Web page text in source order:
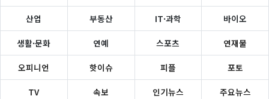
산업 부동산 IT·과학 바이오
생활·문화 연예 스포츠 연재물
오피니언 핫이슈 피플 포토
TV 속보 인기뉴스 주요뉴스